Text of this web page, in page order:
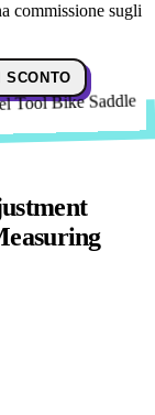
commissione sugli
SCONTO